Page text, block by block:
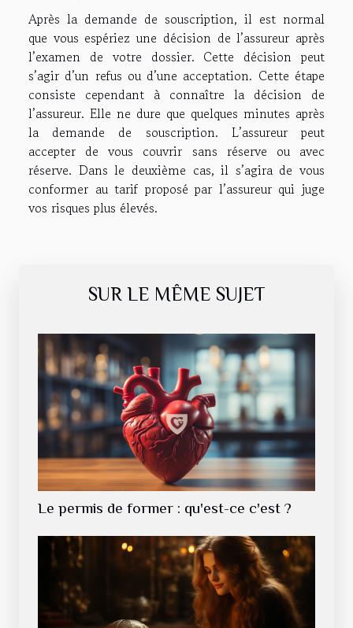
Après la demande de souscription, il est normal
que vous espériez une décision de l’assureur après
l’examen de votre dossier. Cette décision peut
s’agir d’un refus ou d’une acceptation. Cette étape
consiste cependant à connaître la décision de
l’assureur. Elle ne dure que quelques minutes après
la demande de souscription. L’assureur peut
accepter de vous couvrir sans réserve ou avec
réserve. Dans le deuxième cas, il s’agira de vous
conformer au tarif proposé par l’assureur qui juge
vos risques plus élevés.
SUR LE MÊME SUJET
Le permis de former : qu'est-ce c'est ?